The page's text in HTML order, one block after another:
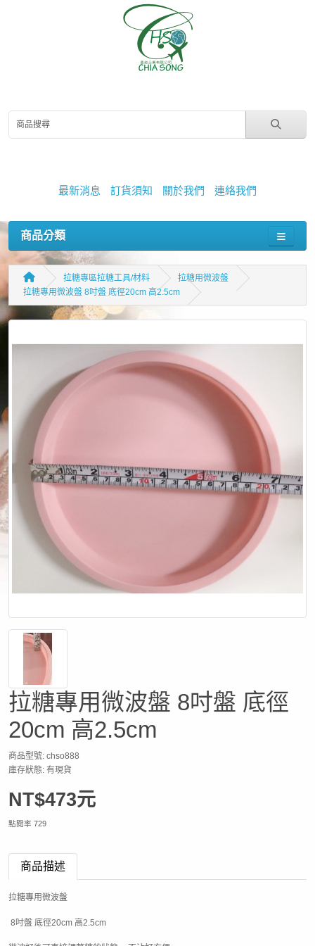
最新消息 訂貨須知 關於我們 連絡我們
商品分類
拉糖專區拉糖工具/材料
拉糖用微波盤
拉糖專用微波盤 8吋盤 底徑20cm 高2.5cm
拉糖專用微波盤 8吋盤 底徑
20cm 高2.5cm
商品型號: chso888
庫存狀態: 有現貨
NT$473元
點閱率 729
商品描述
拉糖專用微波盤
8吋盤 底徑20cm 高2.5cm